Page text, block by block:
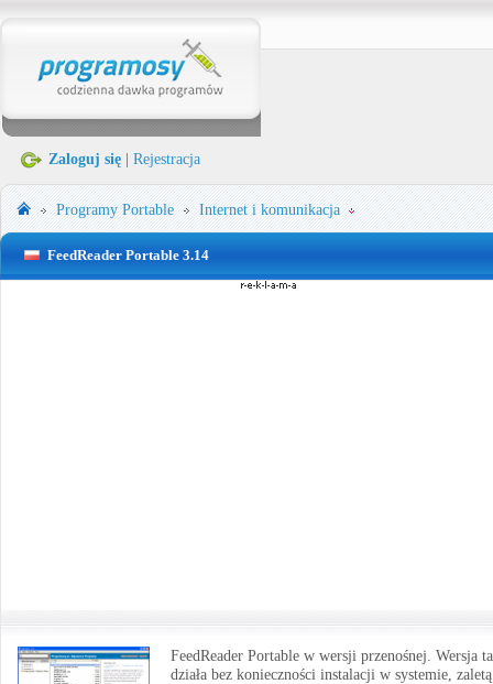
Zaloguj się Rejestracja
Programy Portable Internet i komunikacja
FeedReader Portable 3.14
FeedReader Portable w wersji przenośnej. Wersja ta
działa bez konieczności instalacji w systemie, zaletą